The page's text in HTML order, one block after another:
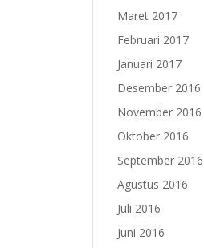
Maret 2017
Februari 2017
Januari 2017
Desember 2016
November 2016
Oktober 2016
September 2016
Agustus 2016
Juli 2016
Juni 2016